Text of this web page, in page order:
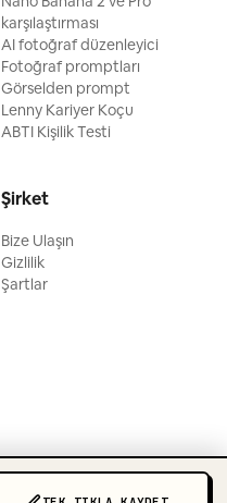
karşılaştırması
AI fotoğraf düzenleyici
Fotoğraf promptları
Görselden prompt
Lenny Kariyer Koçu
ABTI Kişilik Testi
Şirket
Bize Ulaşın
Gizlilik
Şartlar